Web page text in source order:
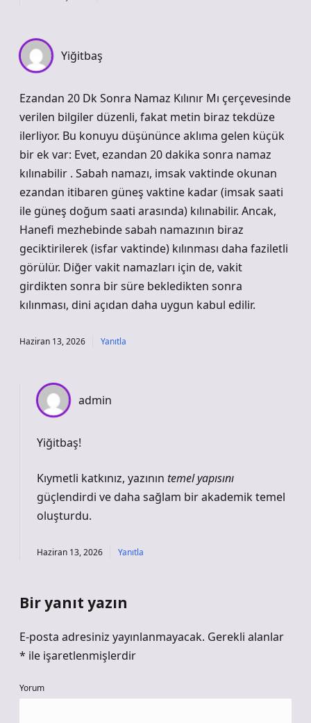
Yiğitbaş
Ezandan 20 Dk Sonra Namaz Kılınır Mı çerçevesinde
verilen bilgiler düzenli, fakat metin biraz tekdüze
ilerliyor. Bu konuyu düşününce aklıma gelen küçük
bir ek var: Evet, ezandan 20 dakika sonra namaz
kılınabilir . Sabah namazı, imsak vaktinde okunan
ezandan itibaren güneş vaktine kadar (imsak saati
ile güneş doğum saati arasında) kılınabilir. Ancak,
Hanefi mezhebinde sabah namazının biraz
geciktirilerek (isfar vaktinde) kılınması daha faziletli
görülür. Diğer vakit namazları için de, vakit
girdikten sonra bir süre bekledikten sonra
kılınması, dini açıdan daha uygun kabul edilir.
Haziran 13, 2026 Yanıtla
admin
Yiğitbaş!
Kıymetli katkınız, yazının temel yapısını
güçlendirdi ve daha sağlam bir akademik temel
oluşturdu.
Haziran 13, 2026 Yanıtla
Bir yanıt yazın
E-posta adresiniz yayınlanmayacak. Gerekli alanlar
* ile işaretlenmişlerdir
Yorum